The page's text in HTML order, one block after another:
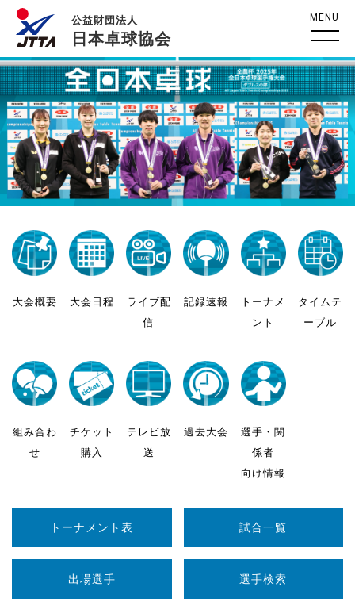
公益財団法人
日本卓球協会
MENU
大会概要 大会日程
ライブ配
信
記録速報
トーナメ
ント
タイムテ
ーブル
組み合わ
せ
チケット
購入
テレビ放
送
過去大会
選手・関
係者
向け情報
トーナメント表 試合一覧
出場選手 選手検索